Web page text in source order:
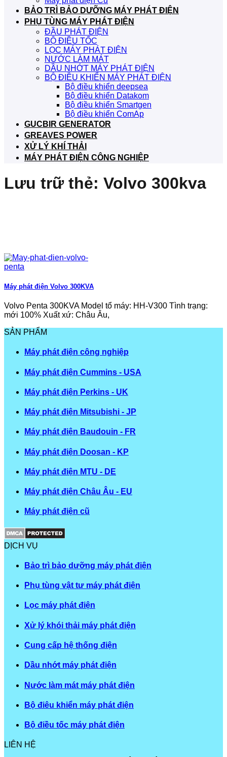
BẢO TRÌ BẢO DƯỠNG MÁY PHÁT ĐIỆN
PHỤ TÙNG MÁY PHÁT ĐIỆN
ĐẦU PHÁT ĐIỆN
BỘ ĐIỀU TỐC
LỌC MÁY PHÁT ĐIỆN
NƯỚC LÀM MÁT
DẦU NHỚT MÁY PHÁT ĐIỆN
BỘ ĐIỀU KHIỂN MÁY PHÁT ĐIỆN
Bộ điều khiển deepsea
Bộ điều khiển Datakom
Bộ điều khiển Smartgen
Bộ điều khiển ComAp
GUCBIR GENERATOR
GREAVES POWER
XỬ LÝ KHÍ THẢI
MÁY PHÁT ĐIỆN CÔNG NGHIỆP
Lưu trữ thẻ: Volvo 300kva
Máy phát điện Volvo 300KVA
Volvo Penta 300KVA Model tổ máy: HH-V300 Tình trạng:
mới 100% Xuất xứ: Châu Âu,
SẢN PHẨM
Máy phát điện công nghiệp
Máy phát điện Cummins - USA
Máy phát điện Perkins - UK
Máy phát điện Mitsubishi - JP
Máy phát điện Baudouin - FR
Máy phát điện Doosan - KP
Máy phát điện MTU - DE
Máy phát điện Châu Âu - EU
Máy phát điện cũ
DỊCH VỤ
Bảo trì bảo dưỡng máy phát điện
Phụ tùng vật tư máy phát điện
Lọc máy phát điện
Xử lý khói thải máy phát điện
Cung cấp hệ thống điện
Dầu nhớt máy phát điện
Nước làm mát máy phát điện
Bộ điêu khiển máy phát điện
Bộ điều tốc máy phát điện
LIÊN HỆ